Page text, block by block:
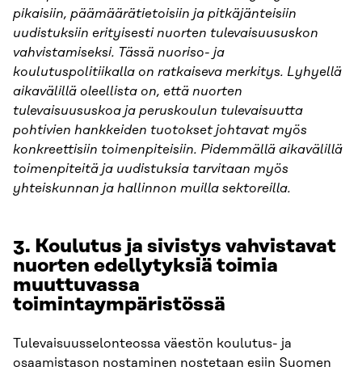
pikaisiin, päämäärätietoisiin ja pitkäjänteisiin
uudistuksiin erityisesti nuorten tulevaisuususkon
vahvistamiseksi. Tässä nuoriso- ja
koulutuspolitiikalla on ratkaiseva merkitys. Lyhyellä
aikavälillä oleellista on, että nuorten
tulevaisuususkoa ja peruskoulun tulevaisuutta
pohtivien hankkeiden tuotokset johtavat myös
konkreettisiin toimenpiteisiin. Pidemmällä aikavälillä
toimenpiteitä ja uudistuksia tarvitaan myös
yhteiskunnan ja hallinnon muilla sektoreilla.
3. Koulutus ja sivistys vahvistavat
nuorten edellytyksiä toimia
muuttuvassa
toimintaympäristössä
Tulevaisuusselonteossa väestön koulutus- ja
osaamistason nostaminen nostetaan esiin Suomen